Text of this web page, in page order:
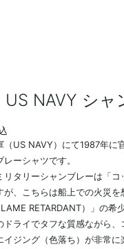
US NAVY シャ
（US NAVY）にて1987年に
レーシャツです。
リタリーシャンブレーは「
が、こちらは船上での火災
RETARDANT）」の希
ドライでタフな質感ながら、
イジング（色落ち）が非常に